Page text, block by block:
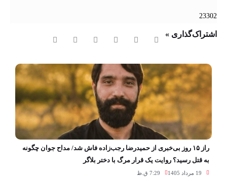
23302
اشتراک‌گذاری »
راز ۱۵ روز بی‌خبری از حمیدرضا رجب‌زاده فاش شد/ مداح جوان چگونه
به قتل رسید؟ روایت یک قرار مرگ با دختر بلاگر
19 مرداد 1405 7:29 ق.ظ